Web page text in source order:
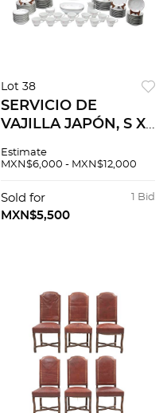
Lot 38
SERVICIO DE
VAJILLA JAPÓN, S XX
Sellada Noritake
Decoración floral en
tonos
Estimate
MXN$6,000 - MXN$12,000
1 Bid
Sold for
MXN$5,500